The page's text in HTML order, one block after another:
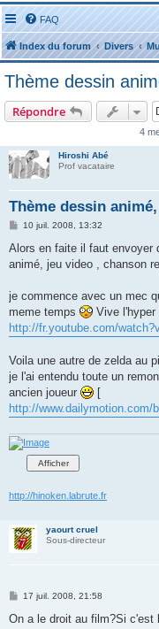
FAQ
Index du forum Divers
Thème dessin
Répondre
4
Hiroshi Abé
Prof vacataire
Thème dessin
M
s
a
10 juil. 2008, 13:32
Alors en faite il faut envoyer
animé, jeu video , chanson
je commence avec un mec
meme temps
Vive l'hyper
http://fr.youtube.com/
Voila une autre de zelda au
je l'ai entendu toute un
ancien joueur
[
http://
http://hinoken.labrute.fr
yaourt cruel
Sous-directeur
M
s
17 juil. 2008, 21:58
On a le droit au film?Si